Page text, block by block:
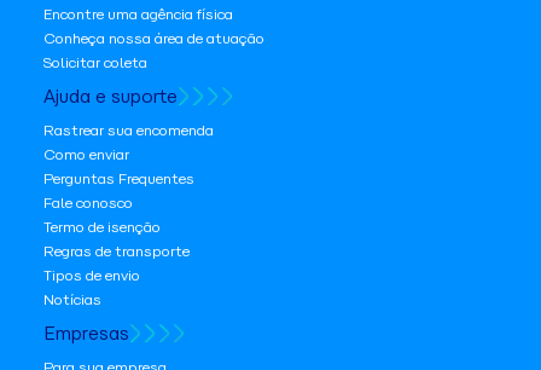
Encontre uma agência física
Conheça nossa área de atuação
Solicitar coleta
Ajuda e suporte
Rastrear sua encomenda
Como enviar
Perguntas Frequentes
Fale conosco
Termo de isenção
Regras de transporte
Tipos de envio
Notícias
Empresas